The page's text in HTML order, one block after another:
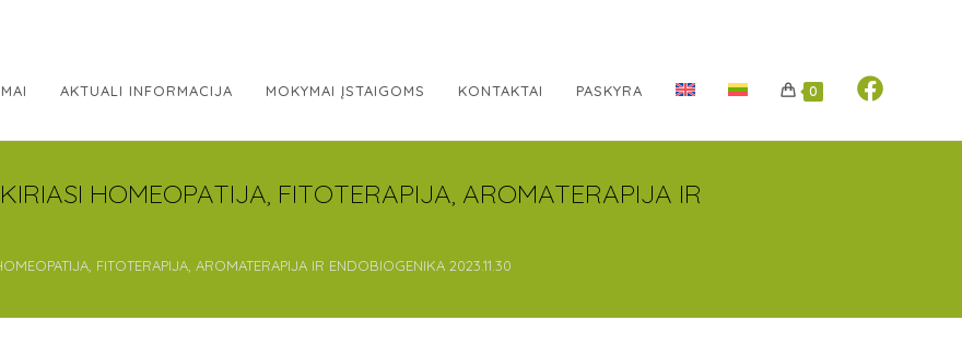
AKTUALI INFORMACIJA MOKYMAI ĮSTAIGOMS KONTAKTAI PASKYRA 0
HOMEOPATIJA, FITOTERAPIJA, AROMATERAPIJA IR
FITOTERAPIJA, AROMATERAPIJA IR ENDOBIOGENIKA 2023.11.30